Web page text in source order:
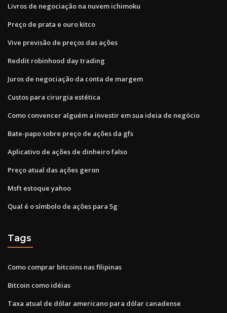
Livros de negociação na nuvem ichimoku
Preço de prata e ouro kitco
Vive previsão de preços das ações
Reddit robinhood day trading
Juros de negociação da conta de margem
Custos para cirurgia estética
Como convencer alguém a investir em sua ideia de negócio
Bate-papo sobre preço de ações da gfs
Aplicativo de ações de dinheiro falso
Preço atual das ações geron
Msft estoque yahoo
Qual é o símbolo de ações para 5g
Tags
Como comprar bitcoins nas filipinas
Bitcoin como idéias
Taxa atual de dólar americano para dólar canadense